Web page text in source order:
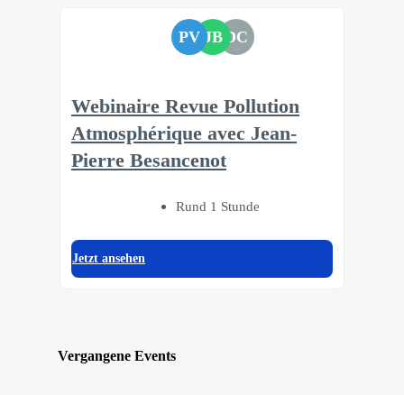
PV JB DC
Webinaire Revue Pollution
Atmosphérique avec Jean-
Pierre Besancenot
Rund 1 Stunde
Jetzt ansehen
Vergangene Events